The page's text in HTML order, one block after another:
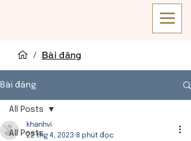
/ Bài đăng
Bài đăng
All Posts
All Posts
khanhvi
22 thg 4, 2023 8 phút đọc